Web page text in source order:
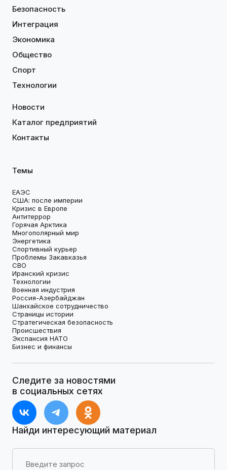
Безопасность
Интеграция
Экономика
Общество
Спорт
Технологии
Новости
Каталог предприятий
Контакты
Темы
ЕАЭС
США: после империи
Кризис в Европе
Антитеррор
Горячая Арктика
Многополярный мир
Энергетика
Спортивный курьер
Проблемы Закавказья
СВО
Иранский кризис
Технологии
Военная индустрия
Россия-Азербайджан
Шанхайское сотрудничество
Страницы истории
Стратегическая безопасность
Происшествия
Экспансия НАТО
Бизнес и финансы
Следите за новостями
в социальных сетях
Найди интересующий материал